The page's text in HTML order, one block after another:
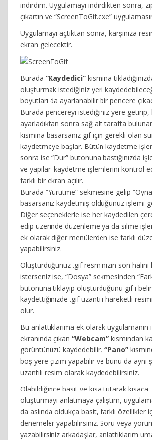
indirdim. Uygulamayı indirdikten sonra,
çıkartın ve “ScreenToGif.exe”
Uygulamayı açtıktan sonra, karşınıza
ekran gelecektir.
Burada “Kaydedici” kısmına
oluşturmak istediğiniz yeri
boyutları da ayarlanabilir bir pencere
Burada pencereyi istediğiniz yere getirip,
ayarladıktan sonra sağ alt tarafta bulunan
kısmına basarsanız gif için gerekli olan
kaydetmeye başlar. Bütün kaydetme
sonra ise “Dur” butonuna bastığınızda
ve yapılan kaydetme işlemlerini kontrol
farklı bir ekran açılır.
Burada “Yürütme” sekmesine gelip
basarsanız kaydetmiş olduğunuz işlemi
Diğer seçeneklerle ise her kaydedilen
edip üzerinde düzenleme ya da silme
ek olarak diğer menülerden ise farklı
yapabilirsiniz.
Oluşturduğunuz .gif resminizin son halini
isterseniz ise, “Dosya” sekmesinden
butonuna tıklayıp oluşturduğunu gif i
kaydettiğinizde .gif uzantılı hareketli
olur.
Bu anlattıklarıma ek olarak uygulamanın
ekranında çıkan “Webcam” kısmından
görüntünüzü kaydedebilir, “Pano”
boş yere çizim yapabilir ve bunu da aynı
uzantılı resim olarak kaydedebilirsiniz.
Olabildiğince basit ve kısa tutarak kısaca
oluşturmayı anlatmaya çalıştım,
da aslında oldukça basit, farklı özellikler
denemeler yapabilirsiniz. Soru veya
yazabilirsiniz arkadaşlar, anlattıklarım